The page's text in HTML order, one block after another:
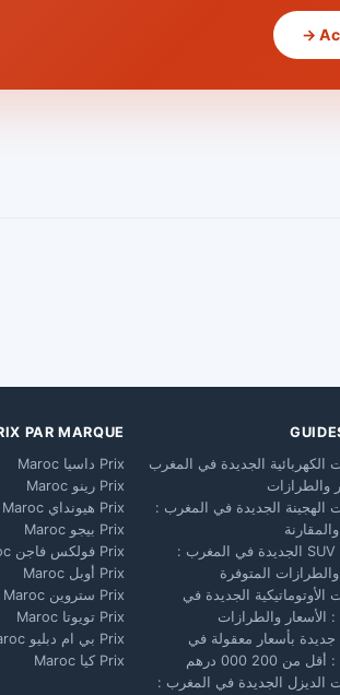
الكهربائية الجديدة في المغرب
والطرازات
الهجينة الجديدة في المغرب :
والمقارنة
سيارات SUV الجديدة في المغرب :
والطرازات المتوفرة
الأوتوماتيكية الجديدة في
: الأسعار والطرازات
بأسعار معقولة في
من 200 000 درهم
الديزل الجديدة في المغرب :
PAR MARQUE
Prix داسيا Maroc
Prix رينو Maroc
Prix هيونداي Maroc
Prix بيجو Maroc
Prix فولكس فاجن Maroc
Prix أوبل Maroc
Prix ستروين Maroc
Prix تويوتا Maroc
Prix بي ام دبليو Maroc
Prix كيا Maroc